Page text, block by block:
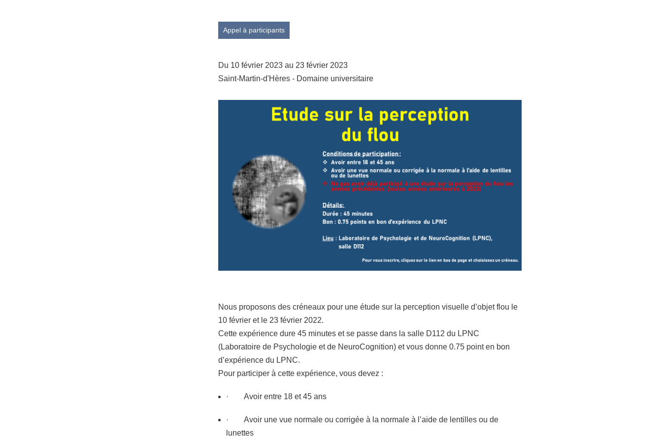
Appel à participants
Du 10 février 2023 au 23 février 2023
Saint-Martin-d'Hères - Domaine universitaire
Nous proposons des créneaux pour une étude sur la perception visuelle d’objet flou le
10 février et le 23 février 2022.
Cette expérience dure 45 minutes et se passe dans la salle D112 du LPNC
(Laboratoire de Psychologie et de NeuroCognition) et vous donne 0.75 point en bon
d’expérience du LPNC.
Pour participer à cette expérience, vous devez :
· Avoir entre 18 et 45 ans
· Avoir une vue normale ou corrigée à la normale à l’aide de lentilles ou de
lunettes